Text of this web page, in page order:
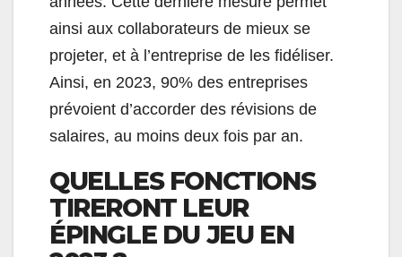
ainsi aux collaborateurs de mieux se
projeter, et à l’entreprise de les fidéliser.
Ainsi, en 2023, 90% des entreprises
prévoient d’accorder des révisions de
salaires, au moins deux fois par an.
QUELLES FONCTIONS
TIRERONT LEUR
ÉPINGLE DU JEU EN